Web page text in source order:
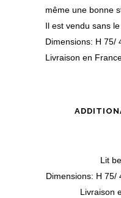
même une bonne
Il est vendu sans
Dimensions: H 75/
Livraison en
Lit
Dimensions: H 75/
Livraison